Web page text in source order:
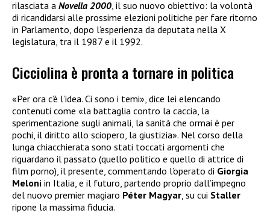
rilasciata a Novella 2000, il suo nuovo obiettivo: la volontà
di ricandidarsi alle prossime elezioni politiche per fare ritorno
in Parlamento, dopo l’esperienza da deputata nella X
legislatura, tra il 1987 e il 1992.
Cicciolina è pronta a tornare in politica
«Per ora c’è l’idea. Ci sono i temi», dice lei elencando
contenuti come «la battaglia contro la caccia, la
sperimentazione sugli animali, la sanità che ormai è per
pochi, il diritto allo sciopero, la giustizia». Nel corso della
lunga chiacchierata sono stati toccati argomenti che
riguardano il passato (quello politico e quello di attrice di
film porno), il presente, commentando l’operato di Giorgia
Meloni in Italia, e il futuro, partendo proprio dall’impegno
del nuovo premier magiaro Péter Magyar , su cui Staller
ripone la massima fiducia.